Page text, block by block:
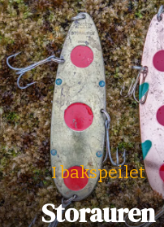
I bakspeilet
Storauren